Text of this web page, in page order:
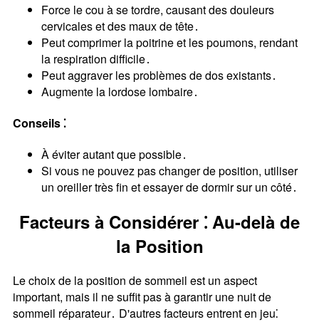
Force le cou à se tordre, causant des douleurs
cervicales et des maux de tête․
Peut comprimer la poitrine et les poumons, rendant
la respiration difficile․
Peut aggraver les problèmes de dos existants․
Augmente la lordose lombaire․
Conseils ⁚
À éviter autant que possible․
Si vous ne pouvez pas changer de position, utiliser
un oreiller très fin et essayer de dormir sur un côté․
Facteurs à Considérer ⁚ Au-delà de
la Position
Le choix de la position de sommeil est un aspect
important, mais il ne suffit pas à garantir une nuit de
sommeil réparateur․ D'autres facteurs entrent en jeu⁚